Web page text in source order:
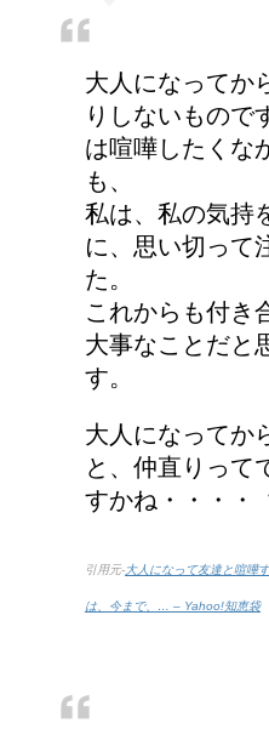
エ
！
ど
走
き
大人になってか
りしないもので
は喧嘩したくな
も、
私は、私の気持
に、思い切って
た。
これからも付き
大事なことだと
す。
大人になってか
と、仲直りって
すかね・・・・
引用元-大人になって友達と喧嘩
は、今まで、… – Yahoo!知恵袋